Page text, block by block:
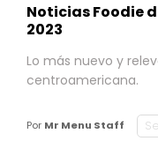
Noticias Foodie
2023
Lo más nuevo y
centroamericana.
Por Mr Menu Staff